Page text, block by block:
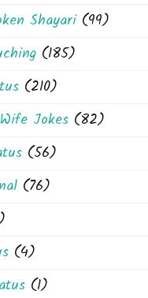
Shayari(99)
(185)
(210)
Jokes (82)
(56)
(76)
(4)
(1)